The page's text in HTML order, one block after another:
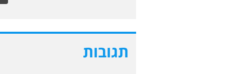
תגובות